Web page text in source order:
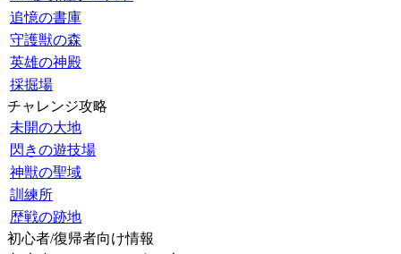
追憶の書庫
守護獣の森
英雄の神殿
採掘場
チャレンジ攻略
未開の大地
閃きの遊技場
神獣の聖域
訓練所
歴戦の跡地
初心者/復帰者向け情報